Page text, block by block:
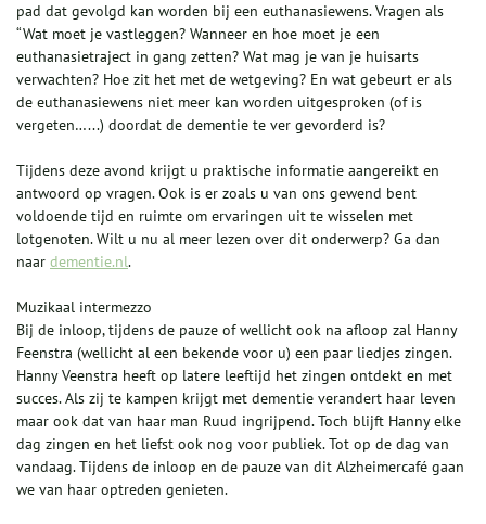
pad dat gevolgd kan worden bij een euthanasiewens. Vragen als
“Wat moet je vastleggen? Wanneer en hoe moet je een
euthanasietraject in gang zetten? Wat mag je van je huisarts
verwachten? Hoe zit het met de wetgeving? En wat gebeurt er als
de euthanasiewens niet meer kan worden uitgesproken (of is
vergeten…...) doordat de dementie te ver gevorderd is?
Tijdens deze avond krijgt u praktische informatie aangereikt en
antwoord op vragen. Ook is er zoals u van ons gewend bent
voldoende tijd en ruimte om ervaringen uit te wisselen met
lotgenoten. Wilt u nu al meer lezen over dit onderwerp? Ga dan
naar dementie.nl.
Muzikaal intermezzo
Bij de inloop, tijdens de pauze of wellicht ook na afloop zal Hanny
Feenstra (wellicht al een bekende voor u) een paar liedjes zingen.
Hanny Veenstra heeft op latere leeftijd het zingen ontdekt en met
succes. Als zij te kampen krijgt met dementie verandert haar leven
maar ook dat van haar man Ruud ingrijpend. Toch blijft Hanny elke
dag zingen en het liefst ook nog voor publiek. Tot op de dag van
vandaag. Tijdens de inloop en de pauze van dit Alzheimercafé gaan
we van haar optreden genieten.